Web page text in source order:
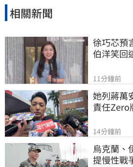
相關新聞
徐巧芯預
伯洋笑回
11分鐘前
她列蔣萬
責任Zero
14分鐘前
烏克蘭、
提慢性戰